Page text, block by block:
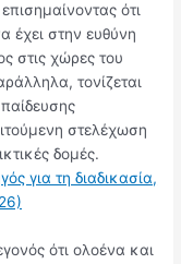
ότι
έχει στην ευθύνη
στις χώρες του
τονίζεται
στελέχωση
δομές.
για τη διαδικασία,
ότι ολοένα και